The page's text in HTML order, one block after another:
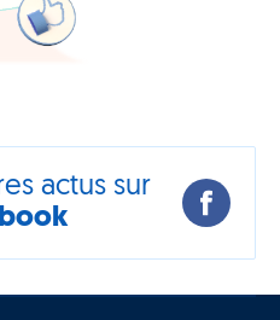
actus sur